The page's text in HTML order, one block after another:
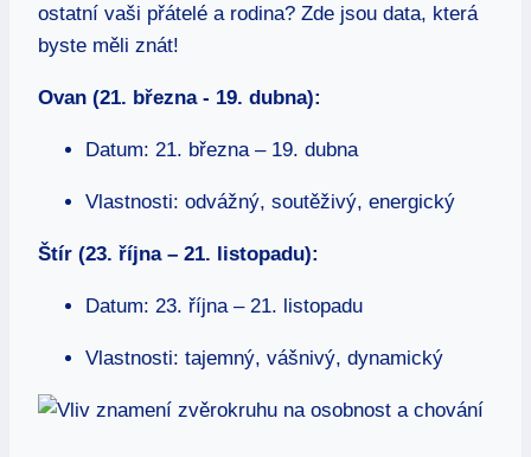
ostatní vaši přátelé‍ a rodina? Zde jsou‍ data, která‌
byste​ měli‍ znát!
Ovan⁢ (21. března⁤ -​ 19. dubna):
Datum: 21. března – 19. dubna
Vlastnosti: odvážný, soutěživý, ​energický
Štír (23. října – ⁣21. listopadu):
Datum: 23. října – 21. ⁤listopadu
Vlastnosti: tajemný, vášnivý, dynamický